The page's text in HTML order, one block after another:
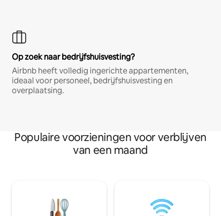
Op zoek naar bedrijfshuisvesting?
Airbnb heeft volledig ingerichte appartementen,
ideaal voor personeel, bedrijfshuisvesting en
overplaatsing.
Populaire voorzieningen voor verblijven
van een maand